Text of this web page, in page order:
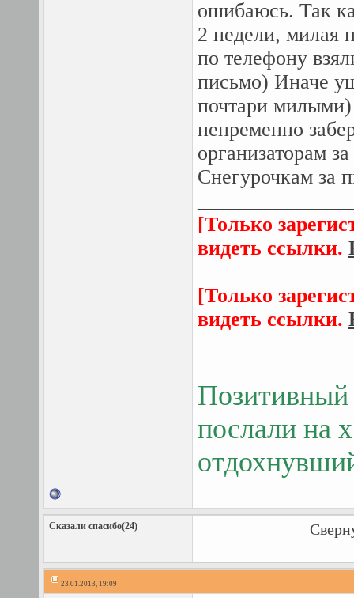
ошибаюсь. Так
2 недели, милая
по телефону
письмо) Иначе
почтари
непременно
организаторам
Снегурочкам за
[Только
видеть ссылки.
[Только
видеть ссылки.
Позитивный
послали на
Сказали спасибо(24)
23.01.2013, 19:09